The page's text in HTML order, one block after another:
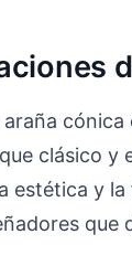
araña
clásico y
estética y
que